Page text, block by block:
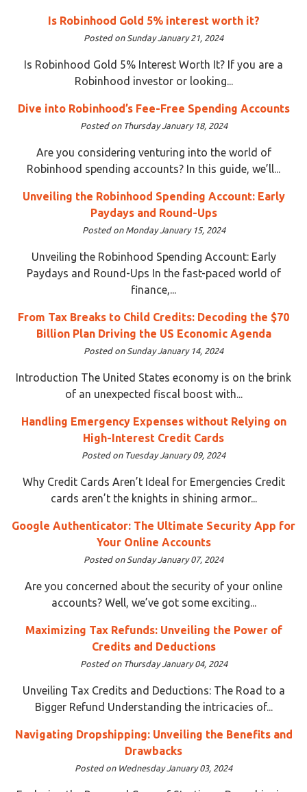
Is Robinhood Gold 5% interest worth it?
Posted on Sunday January 21, 2024
Is Robinhood Gold 5% Interest Worth It? If you are a
Robinhood investor or looking...
Dive into Robinhood’s Fee-Free Spending Accounts
Posted on Thursday January 18, 2024
Are you considering venturing into the world of
Robinhood spending accounts? In this guide, we’ll...
Unveiling the Robinhood Spending Account: Early
Paydays and Round-Ups
Posted on Monday January 15, 2024
Unveiling the Robinhood Spending Account: Early
Paydays and Round-Ups In the fast-paced world of
finance,...
From Tax Breaks to Child Credits: Decoding the $70
Billion Plan Driving the US Economic Agenda
Posted on Sunday January 14, 2024
Introduction The United States economy is on the brink
of an unexpected fiscal boost with...
Handling Emergency Expenses without Relying on
High-Interest Credit Cards
Posted on Tuesday January 09, 2024
Why Credit Cards Aren’t Ideal for Emergencies Credit
cards aren’t the knights in shining armor...
Google Authenticator: The Ultimate Security App for
Your Online Accounts
Posted on Sunday January 07, 2024
Are you concerned about the security of your online
accounts? Well, we’ve got some exciting...
Maximizing Tax Refunds: Unveiling the Power of
Credits and Deductions
Posted on Thursday January 04, 2024
Unveiling Tax Credits and Deductions: The Road to a
Bigger Refund Understanding the intricacies of...
Navigating Dropshipping: Unveiling the Benefits and
Drawbacks
Posted on Wednesday January 03, 2024